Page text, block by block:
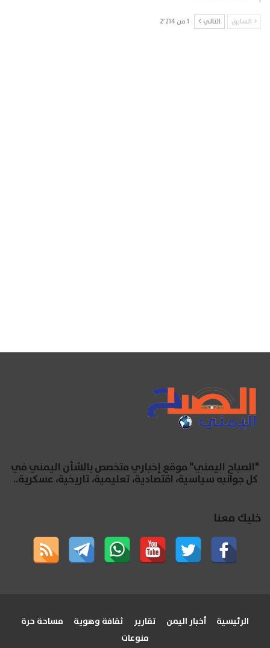
السابق التالي 1 من 2٬214
"الصباح اليمني" موقع إخباري متخصص بالشأن اليمني في
كل جوانبه سياسية، اقتصادية، تعليمية، تاريخية، عسكرية..
خليك معنا
الرئيسية أخبار اليمن تقارير ثقافة وهوية
مساحة حرة
منوعات